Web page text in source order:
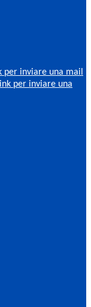
per inviare una mail
per inviare una